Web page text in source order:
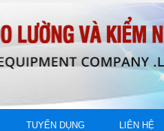
TUYỂN DỤNG LIÊN HỆ